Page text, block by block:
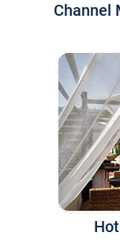
Channel